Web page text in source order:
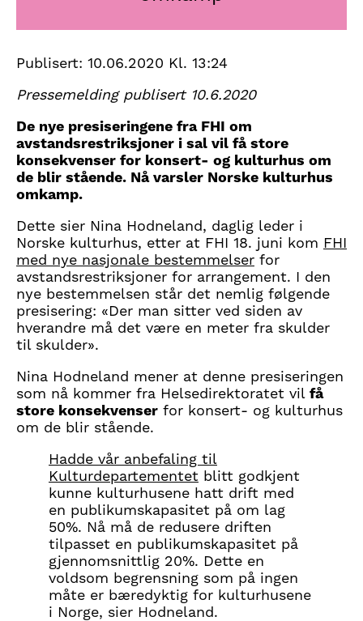
Publisert: 10.06.2020 Kl. 13:24
Pressemelding publisert 10.6.2020
De nye presiseringene fra FHI om
avstandsrestriksjoner i sal vil få store
konsekvenser for konsert- og kulturhus om
de blir stående. Nå varsler Norske kulturhus
omkamp.
Dette sier Nina Hodneland, daglig leder i
Norske kulturhus, etter at FHI 18. juni kom FHI
med nye nasjonale bestemmelser for
avstandsrestriksjoner for arrangement. I den
nye bestemmelsen står det nemlig følgende
presisering: «Der man sitter ved siden av
hverandre må det være en meter fra skulder
til skulder».
Nina Hodneland mener at denne presiseringen
som nå kommer fra Helsedirektoratet vil få
store konsekvenser for konsert- og kulturhus
om de blir stående.
Hadde vår anbefaling til
Kulturdepartementet blitt godkjent
kunne kulturhusene hatt drift med
en publikumskapasitet på om lag
50%. Nå må de redusere driften
tilpasset en publikumskapasitet på
gjennomsnittlig 20%. Dette en
voldsom begrensning som på ingen
måte er bæredyktig for kulturhusene
i Norge, sier Hodneland.